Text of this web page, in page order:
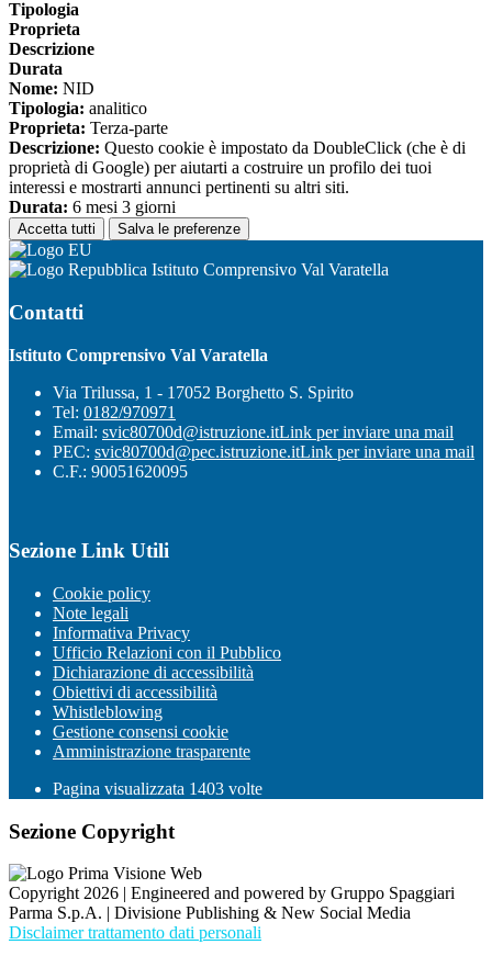
Tipologia
Proprieta
Descrizione
Durata
Nome: NID
Tipologia: analitico
Proprieta: Terza-parte
Descrizione: Questo cookie è impostato da DoubleClick (che è di
proprietà di Google) per aiutarti a costruire un profilo dei tuoi
interessi e mostrarti annunci pertinenti su altri siti.
Durata: 6 mesi 3 giorni
Accetta tutti Salva le preferenze
Istituto Comprensivo Val Varatella
Contatti
Istituto Comprensivo Val Varatella
Via Trilussa, 1 - 17052 Borghetto S. Spirito
Tel: 0182/970971
Email: svic80700d@istruzione.itLink per inviare una mail
PEC: svic80700d@pec.istruzione.itLink per inviare una mail
C.F.: 90051620095
Sezione Link Utili
Cookie policy
Note legali
Informativa Privacy
Ufficio Relazioni con il Pubblico
Dichiarazione di accessibilità
Obiettivi di accessibilità
Whistleblowing
Gestione consensi cookie
Amministrazione trasparente
Pagina visualizzata 1403 volte
Sezione Copyright
Copyright 2026 | Engineered and powered by Gruppo Spaggiari
Parma S.p.A. | Divisione Publishing & New Social Media
Disclaimer trattamento dati personali